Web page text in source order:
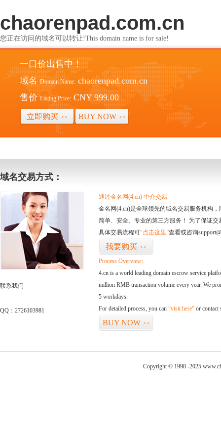
chaorenpad.com.cn
您正在访问的域名可以转让!This domain name is for sale!
一口价出售中！
域名 Domain Name: chaorenpad.com.cn
售价 Listing Price: CNY 999.00
立即购买 >> BUY NOW >>
域名交易方式：
联系我们
QQ：2726103981
通过金名网(4.cn) 中介交易
金名网(4.cn)是全球领先的域名交易服务机构
简单、安全、专业的第三方服务！ 为了保证
具体交易流程可“点击这里”查看或咨询
我要购买 >>
Process Overview:
4.cn is a world leading domain escrow service
million RMB transaction volume every year. We
5 workdays.
For detailed process, you can “visit here” or contact
BUY NOW >>
Copyright © 1998 -2025